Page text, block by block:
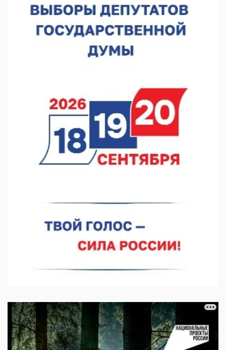
06.08.2026 15:26
Видели ночь, бежали всю ночь... На Нижневолжской
набережной прошел необычный забег
Нижегородские хирурги выполнили трансоральную
операцию на щитовидной железе
06.08.2026 15:03
Более 30 нижегородцев прошли обучение для соцконтракта
06.08.2026 14:46